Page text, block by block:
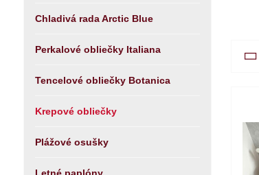
Chladivá rada Arctic Blue
Perkalové obliečky Italiana
Tencelové obliečky Botanica
Krepové obliečky
Plážové osušky